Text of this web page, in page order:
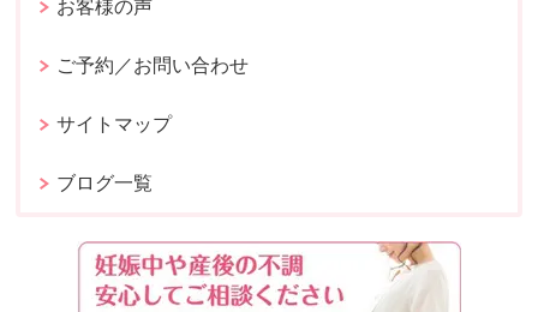
お客様の声
ご予約／お問い合わせ
サイトマップ
ブログ一覧